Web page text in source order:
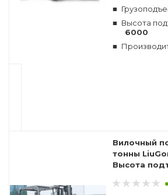
Высота
6000
Вилочный
тонны
Высота